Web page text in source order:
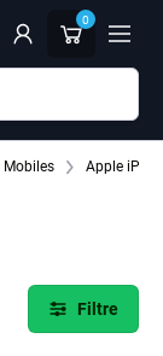
0
Mobiles Apple
Filtre